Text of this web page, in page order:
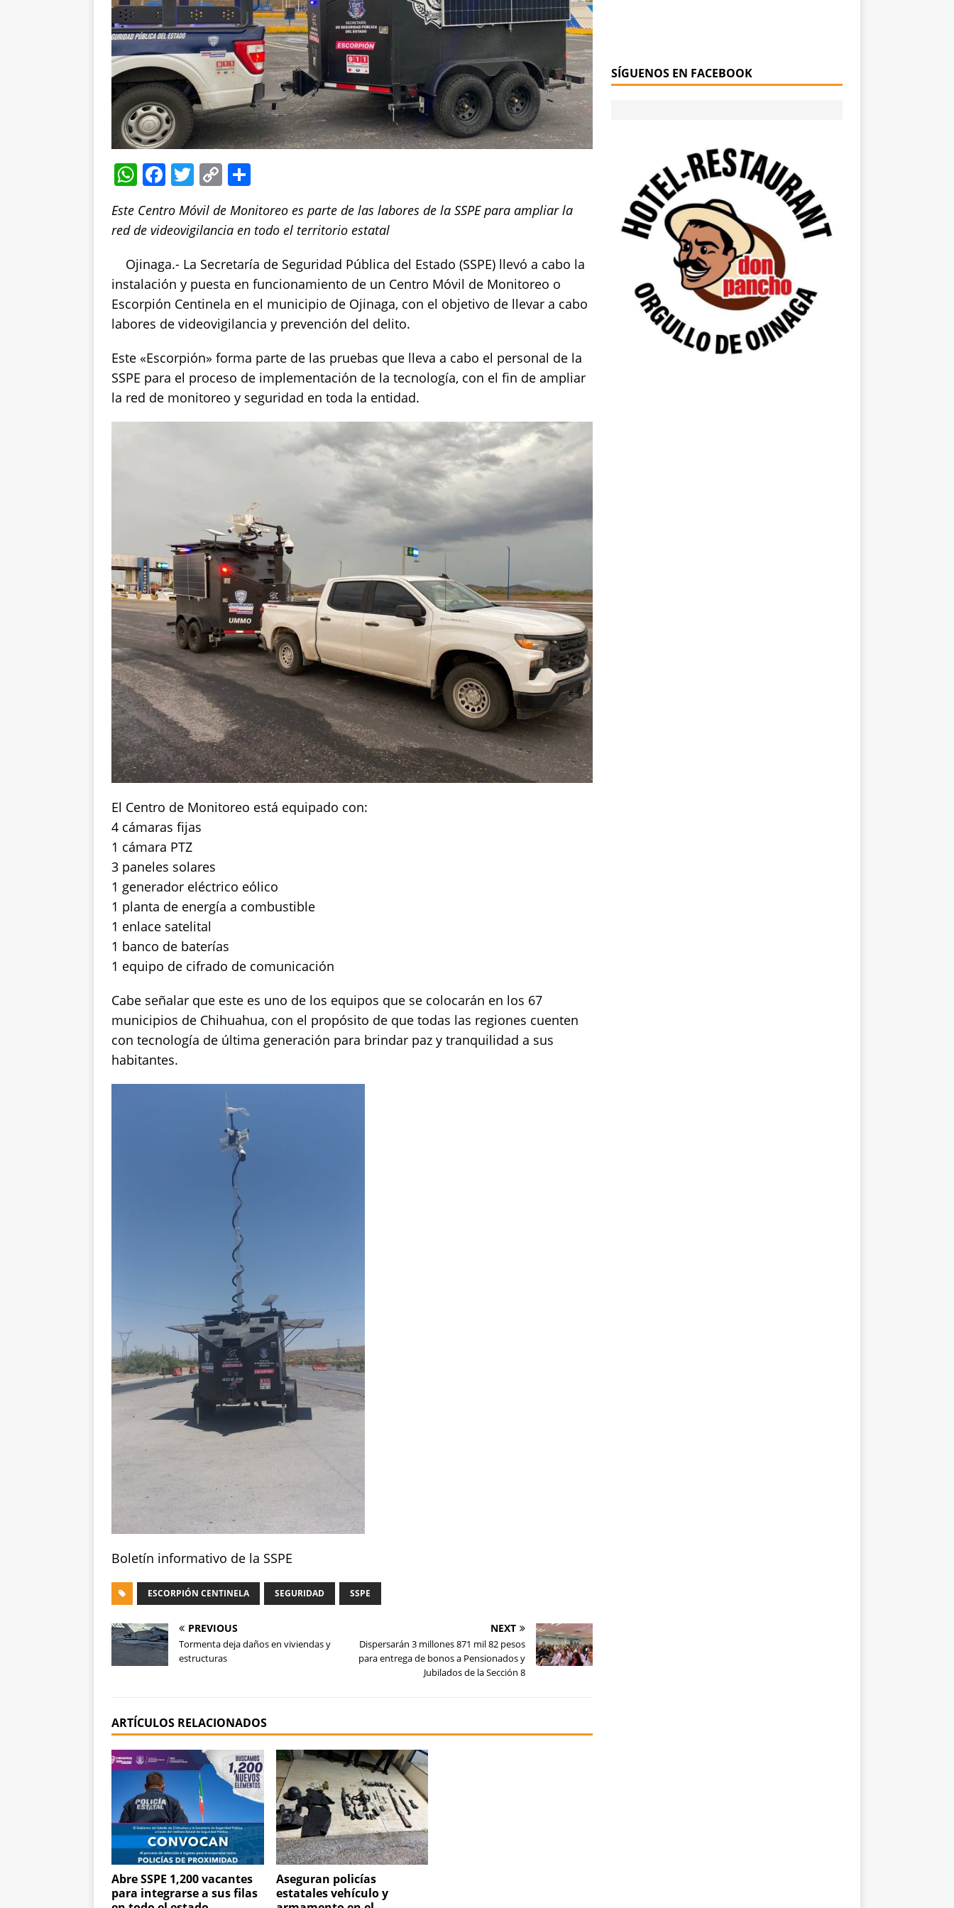
W
at
s
A
p
p
F
c
e
b
o
o
k
T
w
it
te
r
C
p
y
Li
n
k
h
a
re
Este Centro Móvil de Monitoreo es parte de las labores de la SSPE para ampliar la
red de videovigilancia en todo el territorio estatal
Ojinaga.- La Secretaría de Seguridad Pública del Estado (SSPE) llevó a cabo la
instalación y puesta en funcionamiento de un Centro Móvil de Monitoreo o
Escorpión Centinela en el municipio de Ojinaga, con el objetivo de llevar a cabo
labores de videovigilancia y prevención del delito.
Este «Escorpión» forma parte de las pruebas que lleva a cabo el personal de la
SSPE para el proceso de implementación de la tecnología, con el fin de ampliar
la red de monitoreo y seguridad en toda la entidad.
El Centro de Monitoreo está equipado con:
4 cámaras fijas
1 cámara PTZ
3 paneles solares
1 generador eléctrico eólico
1 planta de energía a combustible
1 enlace satelital
1 banco de baterías
1 equipo de cifrado de comunicación
Cabe señalar que este es uno de los equipos que se colocarán en los 67
municipios de Chihuahua, con el propósito de que todas las regiones cuenten
con tecnología de última generación para brindar paz y tranquilidad a sus
habitantes.
Boletín informativo de la SSPE
ESCORPIÓN CENTINELA SEGURIDAD SSPE
PREVIOUS
Tormenta deja daños en viviendas y
estructuras
NEXT
Dispersarán 3 millones 871 mil 82 pesos
para entrega de bonos a Pensionados y
Jubilados de la Sección 8
ARTÍCULOS RELACIONADOS
Abre SSPE 1,200 vacantes
para integrarse a sus filas
Aseguran policías
estatales vehículo y
SÍGUENOS EN FACEBOOK